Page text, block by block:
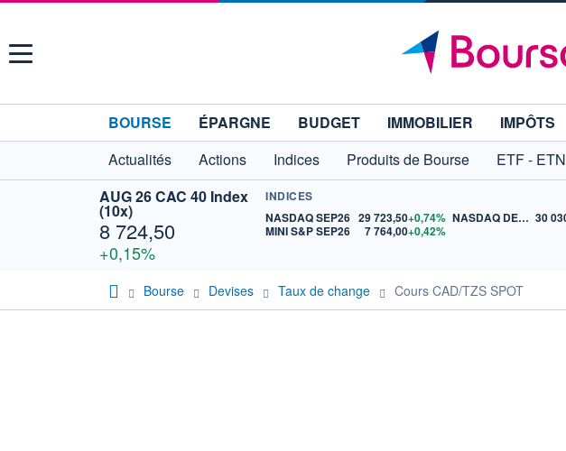
Menu
BOURSE ÉPARGNE BUDGET IMMOBILIER IMPÔTS
Actualités
Actions Indices Produits de Bourse ETF - ETN
AUG 26 CAC 40 Index
(10x)
8 724,50
+0,15%
INDICES
NASDAQ SEP26 29 723,50+0,74%
MINI S&P SEP26
7 764,00+0,42%
NASDAQ DEC26
Bourse Devises Taux de change Cours CAD/TZS SPOT